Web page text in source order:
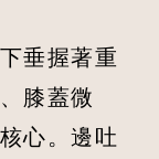
垂握著重
膝蓋微
心。邊吐